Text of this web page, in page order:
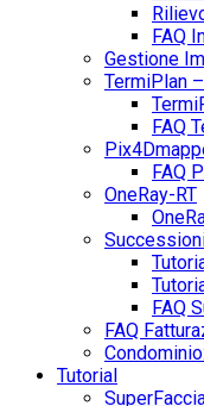
FAQ
Gestione
TermiPlan
FAQ
FAQ
OneRay-RT
FAQ
FAQ
Tutorial